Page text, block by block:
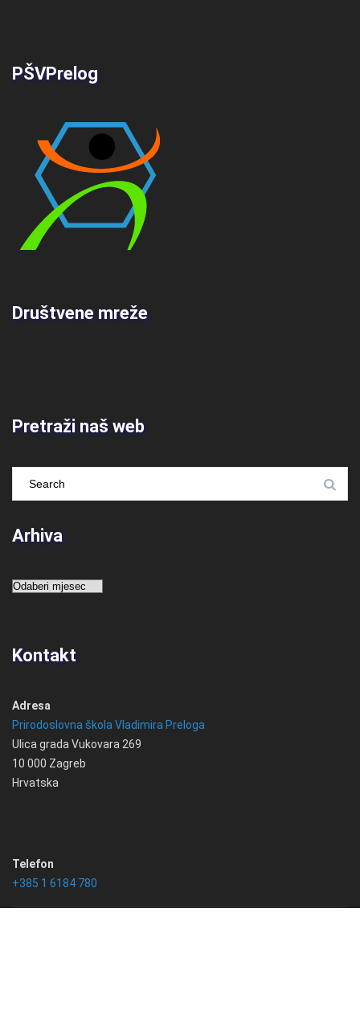
PŠVPrelog
Društvene mreže
Pretraži naš web
Arhiva
Arhiva
Kontakt
Adresa
Prirodoslovna škola Vladimira Preloga
Ulica grada Vukovara 269
10 000 Zagreb
Hrvatska
Telefon
+385 1 6184 780